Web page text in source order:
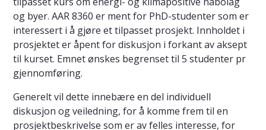
og byer. AAR 8360 er ment for PhD-studenter som er
interessert i å gjøre et tilpasset prosjekt. Innholdet i
prosjektet er åpent for diskusjon i forkant av aksept
til kurset. Emnet ønskes begrenset til 5 studenter pr
gjennomføring.
Generelt vil dette innebære en del individuell
diskusjon og veiledning, for å komme frem til en
prosjektbeskrivelse som er av felles interesse, for